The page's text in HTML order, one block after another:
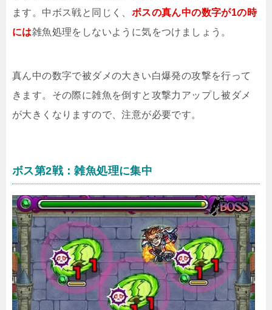
ます。中ボス戦と同じく、 ボスの真ん中の数字が1の時
には雑魚処理をしないように気をつけましょう。
真ん中の数字で被ダメの大きい白爆発の攻撃を行って
きます。その際に雑魚を倒すと攻撃力アップし被ダメ
が大きくなりますので、注意が必要です。
ボス第2戦：雑魚処理に集中